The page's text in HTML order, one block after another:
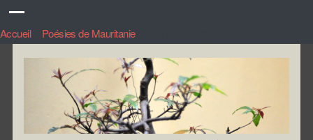
Accueil> Poésies de Mauritanie>